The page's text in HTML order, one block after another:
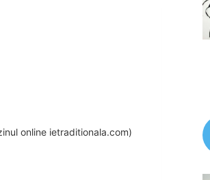
online ietraditionala.com)